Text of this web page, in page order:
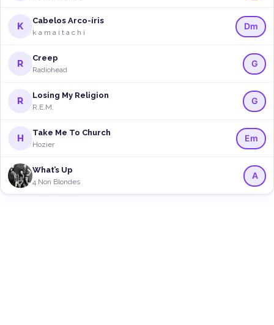
K
Cabelos Arco-íris
k a m a i t a c h i
Dm
R
Creep
Radiohead
G
R
Losing My Religion
R.E.M.
G
H
Take Me To Church
Hozier
Em
What’s Up
4 Non Blondes
A